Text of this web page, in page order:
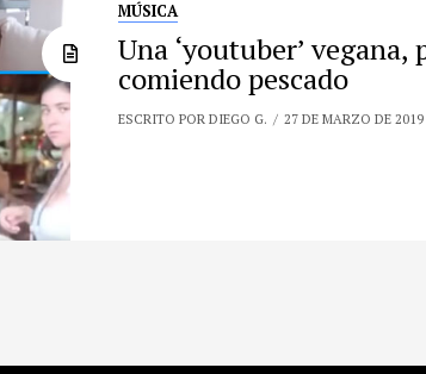
MÚSICA
Una ‘youtuber’ vegana,
comiendo pescado
ESCRITO POR DIEGO G. 27 DE MARZO DE 2019